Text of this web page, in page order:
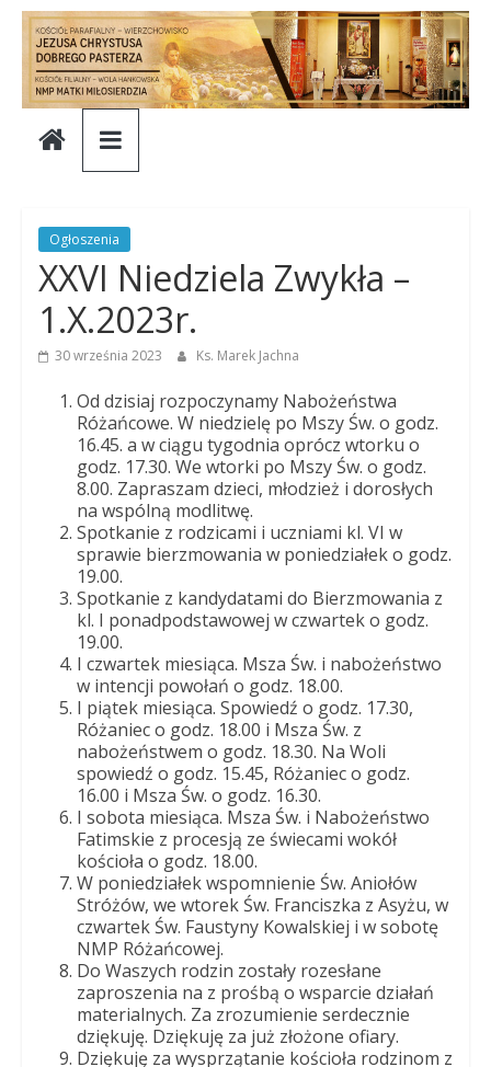
Skip
content
Parafia
Chrystusa
Dobrego
Pasterza
Parafia
Chrystusa
Dobrego
Pasterza
Ogłoszenia
XXVI Niedziela Zwykła –
1.X.2023r.
30 września 2023 Ks. Marek Jachna
Od dzisiaj rozpoczynamy Nabożeństwa
Różańcowe. W niedzielę po Mszy Św. o godz.
16.45. a w ciągu tygodnia oprócz wtorku o
godz. 17.30. We wtorki po Mszy Św. o godz.
8.00. Zapraszam dzieci, młodzież i dorosłych
na wspólną modlitwę.
Spotkanie z rodzicami i uczniami kl. VI w
sprawie bierzmowania w poniedziałek o godz.
19.00.
Spotkanie z kandydatami do Bierzmowania z
kl. I ponadpodstawowej w czwartek o godz.
19.00.
I czwartek miesiąca. Msza Św. i nabożeństwo
w intencji powołań o godz. 18.00.
I piątek miesiąca. Spowiedź o godz. 17.30,
Różaniec o godz. 18.00 i Msza Św. z
nabożeństwem o godz. 18.30. Na Woli
spowiedź o godz. 15.45, Różaniec o godz.
16.00 i Msza Św. o godz. 16.30.
I sobota miesiąca. Msza Św. i Nabożeństwo
Fatimskie z procesją ze świecami wokół
kościoła o godz. 18.00.
W poniedziałek wspomnienie Św. Aniołów
Stróżów, we wtorek Św. Franciszka z Asyżu, w
czwartek Św. Faustyny Kowalskiej i w sobotę
NMP Różańcowej.
Do Waszych rodzin zostały rozesłane
zaproszenia na z prośbą o wsparcie działań
materialnych. Za zrozumienie serdecznie
dziękuję. Dziękuję za już złożone ofiary.
Dziękuję za wysprzątanie kościoła rodzinom z